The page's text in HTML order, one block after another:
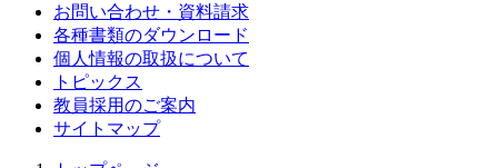
お問い合わせ・資料請求
各種書類のダウンロード
個人情報の取扱について
トピックス
教員採用のご案内
サイトマップ